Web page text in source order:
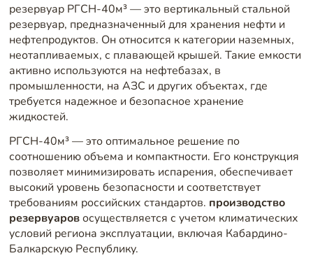
резервуар РГСН-40м³ — это вертикальный стальной
резервуар, предназначенный для хранения нефти и
нефтепродуктов. Он относится к категории наземных,
неотапливаемых, с плавающей крышей. Такие емкости
активно используются на нефтебазах, в
промышленности, на АЗС и других объектах, где
требуется надежное и безопасное хранение
жидкостей.
РГСН-40м³ — это оптимальное решение по
соотношению объема и компактности. Его конструкция
позволяет минимизировать испарения, обеспечивает
высокий уровень безопасности и соответствует
требованиям российских стандартов. производство
резервуаровосуществляется с учетом климатических
условий региона эксплуатации, включая Кабардино-
Балкарскую Республику.